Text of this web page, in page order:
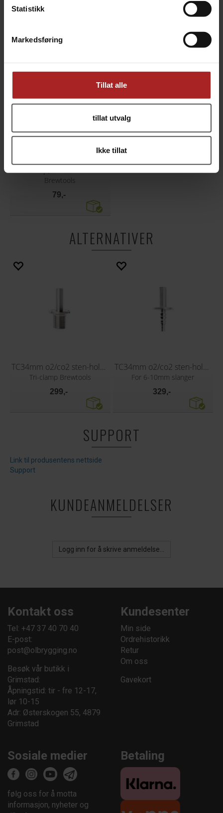
Statistikk
Markedsføring
Tillat alle
tillat utvalg
Ikke tillat
15,-
TC Pakning, 34mm, DN15, 5-pack
Tri Clamp, 34mm klemme
Brewtools
79,-
ALTERNATIVER
TC34mm o2/co2 sten-holder, 1/2" M-NPT
Tri-clamp Brewtools
299,-
TC34mm o2/co2 sten-holder, slangenippel
For 6-10mm slanger
329,-
SUPPORT
Link til produsentens nettside
Support
KUNDEANMELDELSER
Logg inn for å skrive anmeldelse...
Kontakt oss
Tel: +47 37 40 70 40
E-post:
post@olbrygging.no
Besøk vår butikk i
Grimstad:
Åpningstid: tir - fre 12-17,
lør 10-15
Adr: Østerskogen 55, 4879
Grimstad
Kundesenter
Min side
Ordrehistorikk
Retur
Om oss
Gavekort
Sosiale medier
følg oss for å motta
informasjon, nyheter og
Betaling